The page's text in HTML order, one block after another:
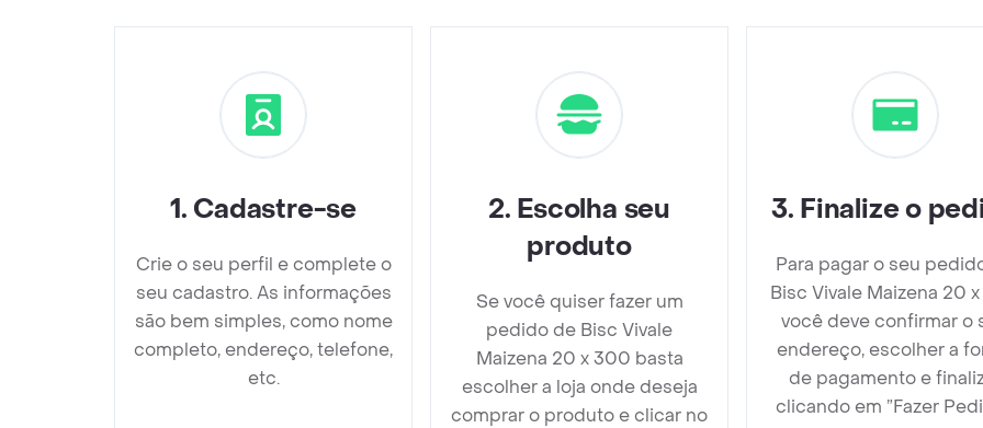
1. Cadastre-se
Crie o seu perfil e complete o
seu cadastro. As informações
são bem simples, como nome
completo, endereço, telefone,
etc.
2. Escolha seu
produto
Se você quiser fazer um
pedido de Bisc Vivale
Maizena 20 x 300 basta
escolher a loja onde deseja
comprar o produto e clicar no
3. Finalize o
Para pagar o seu
Bisc Vivale Maizena 20
você deve confirmar o
endereço, escolher a
de pagamento e
clicando em ”Fazer